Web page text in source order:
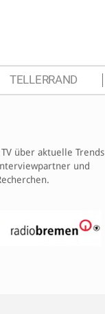
TELLERRAND
über aktuelle Trends
und